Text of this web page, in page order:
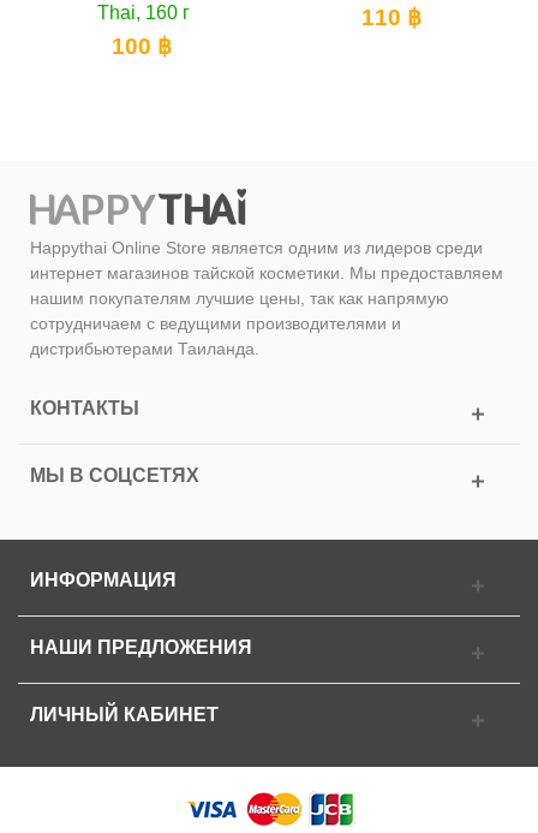
Thai, 160 г
100 ฿
110 ฿
Happythai Online Store является одним из лидеров среди
интернет магазинов тайской косметики. Мы предоставляем
нашим покупателям лучшие цены, так как напрямую
сотрудничаем с ведущими производителями и
дистрибьютерами Таиланда.
КОНТАКТЫ
МЫ В СОЦСЕТЯХ
ИНФОРМАЦИЯ
НАШИ ПРЕДЛОЖЕНИЯ
ЛИЧНЫЙ КАБИНЕТ